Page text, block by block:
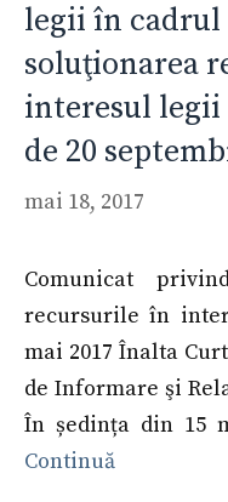
legii în
soluţionarea
interesul legii
de 20
mai 18, 2017
Comunicat
recursurile în
mai 2017 Înalta
de Informare şi
În ședința din 15
Continuă